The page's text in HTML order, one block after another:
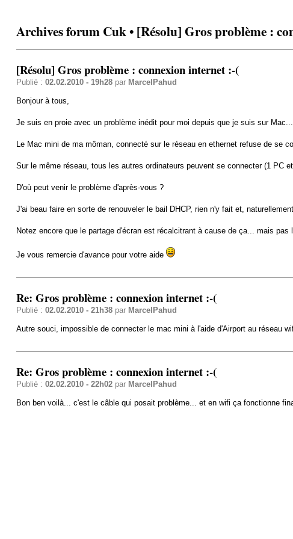
Archives forum Cuk • [Résolu] Gros problème :
[Résolu] Gros problème : connexion internet :-(
Publié : 02.02.2010 - 19h28par MarcelPahud
Bonjour à tous,
Je suis en proie avec un problème inédit pour moi depuis que je suis sur Mac...
Le Mac mini de ma môman, connecté sur le réseau en ethernet refuse de se
Sur le même réseau, tous les autres ordinateurs peuvent se connecter (1 PC
D'où peut venir le problème d'après-vous ?
J'ai beau faire en sorte de renouveler le bail DHCP, rien n'y fait et,
Notez encore que le partage d'écran est récalcitrant à cause de ça... mais pas
Je vous remercie d'avance pour votre aide
Re: Gros problème : connexion internet :-(
Publié : 02.02.2010 - 21h38par MarcelPahud
Autre souci, impossible de connecter le mac mini à l'aide d'Airport au réseau
Re: Gros problème : connexion internet :-(
Publié : 02.02.2010 - 22h02par MarcelPahud
Bon ben voilà... c'est le câble qui posait problème... et en wifi ça fonctionne